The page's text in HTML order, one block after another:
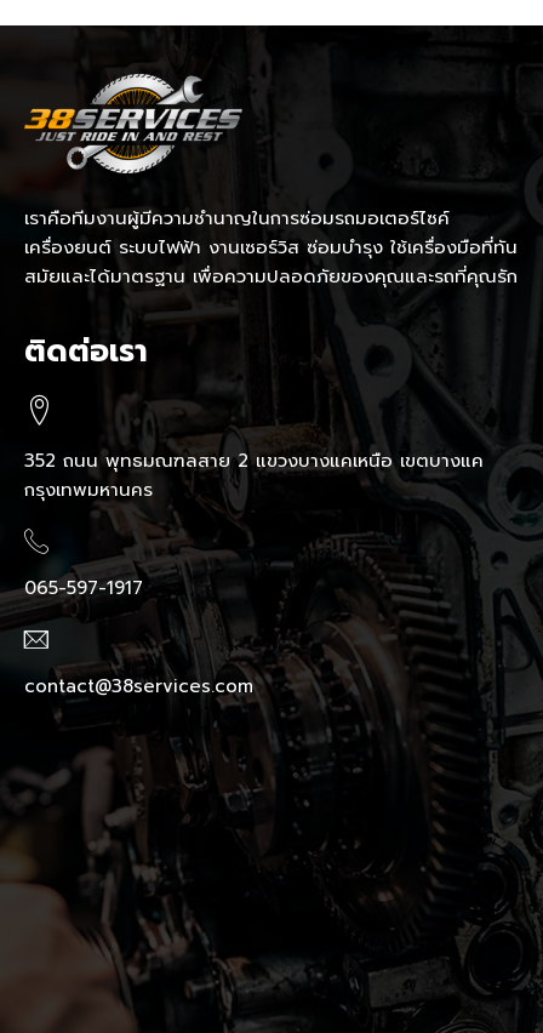
เราคือทีมงานผู้มีความชำนาญในการซ่อมรถมอเตอร์ไซค์
เครื่องยนต์ ระบบไฟฟ้า งานเซอร์วิส ซ่อมบำรุง ใช้เครื่องมือที่ทัน
สมัยและได้มาตรฐาน เพื่อความปลอดภัยของคุณและรถที่คุณรัก
ติดต่อเรา
352 ถนน พุทธมณฑลสาย 2 แขวงบางแคเหนือ เขตบางแค
กรุงเทพมหานคร
065-597-1917
contact@38services.com